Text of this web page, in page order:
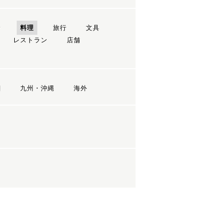
料理 旅行
文具
レストラン
店舗
九州・沖縄 海外